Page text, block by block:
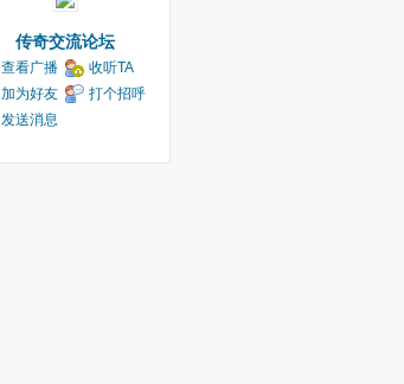
传奇交流论坛
查看广播
收听TA
加为好友
打个招呼
发送消息